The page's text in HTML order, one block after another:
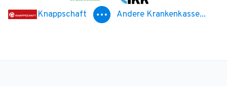
Knappschaft
Andere Krankenkasse...